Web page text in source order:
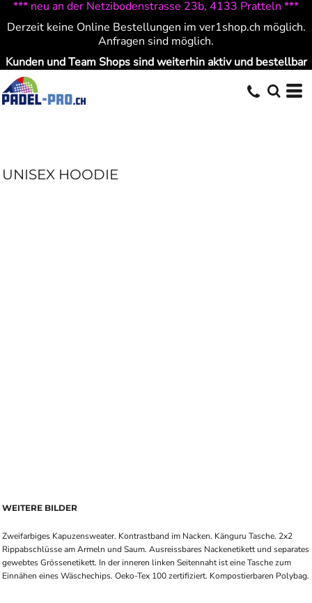
*** neu an der Netzibodenstrasse 23b, 4133 Pratteln ***
Derzeit keine Online Bestellungen im ver1shop.ch möglich.
Anfragen sind möglich.
Kunden und Team Shops sind weiterhin aktiv und bestellbar
UNISEX HOODIE
WEITERE BILDER
Zweifarbiges Kapuzensweater. Kontrastband im Nacken. Känguru Tasche. 2x2
Rippabschlüsse am Armeln und Saum. Ausreissbares Nackenetikett und separates
gewebtes Grössenetikett. In der inneren linken Seitennaht ist eine Tasche zum
Einnähen eines Wäschechips. Oeko-Tex 100 zertifiziert. Kompostierbaren Polybag.